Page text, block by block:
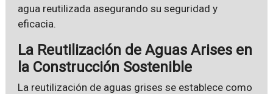
agua reutilizada asegurando su seguridad y
eficacia.
La Reutilización de Aguas Arises en
la Construcción Sostenible
La reutilización de aguas grises se establece como